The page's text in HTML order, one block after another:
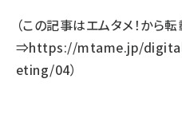
（この記事はエムタメ！から転
⇒https://mtame.jp/
eting/04）